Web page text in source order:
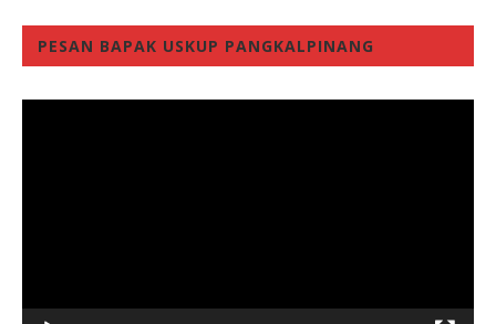
PESAN BAPAK USKUP PANGKALPINANG